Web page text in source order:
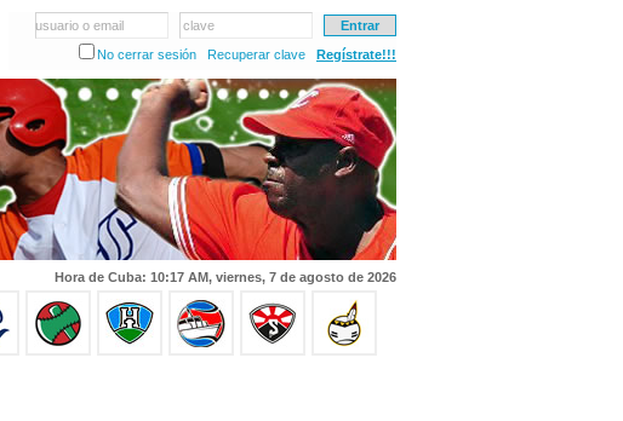
usuario o email
clave
No cerrar sesión
Recuperar clave Regístrate!!!
Hora de Cuba: 10:17 AM, viernes, 7 de agosto de 2026